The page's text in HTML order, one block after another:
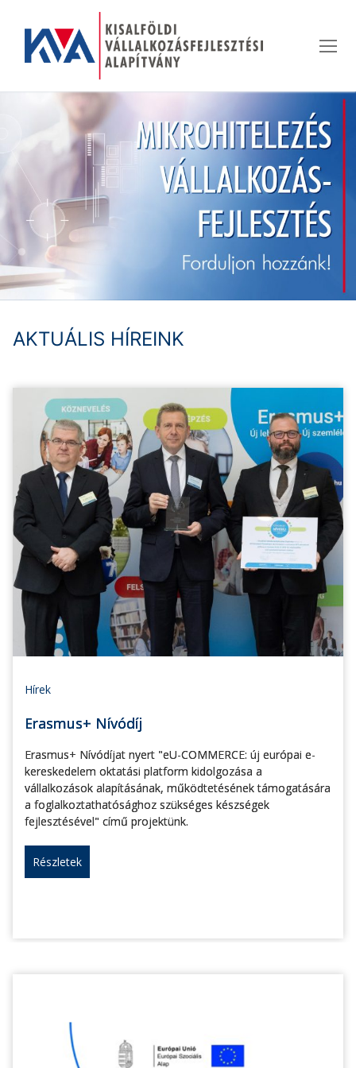
tartalomra
AKTUÁLIS HÍREINK
Hírek
Erasmus+ Nívódíj
Erasmus+ Nívódíjat nyert "eU-COMMERCE: új európai e-
kereskedelem oktatási platform kidolgozása a
vállalkozások alapításának, működtetésének támogatására
a foglalkoztathatósághoz szükséges készségek
fejlesztésével" című projektünk.
Részletek